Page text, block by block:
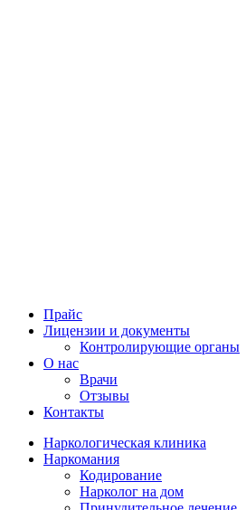
Прайс
Лицензии и документы
Контролирующие органы
О нас
Врачи
Отзывы
Контакты
Наркологическая клиника
Наркомания
Кодирование
Нарколог на дом